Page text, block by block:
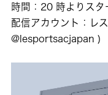
時間：20 時よりスタ
配信アカウント：レ
@lesportsacjapan )